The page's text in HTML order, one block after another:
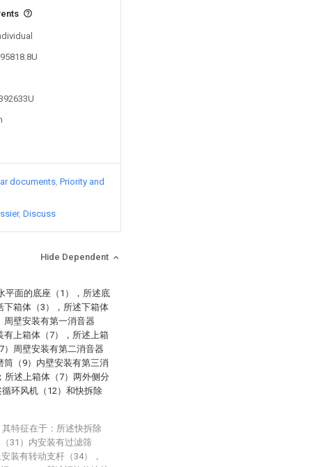
documents Priority and
Discuss
Hide Dependent
平面的底座（1），所述底
下箱体（3），所述下箱体
周壁安装有第一消音器
有上箱体（7），所述上箱
周壁安装有第二消音器
（9）内壁安装有第三消
所述上箱体（7）两外侧分
环风机（12）和快拆除
特征在于：所述快拆除
31）内安装有过滤筛
装有转动支杆（34），